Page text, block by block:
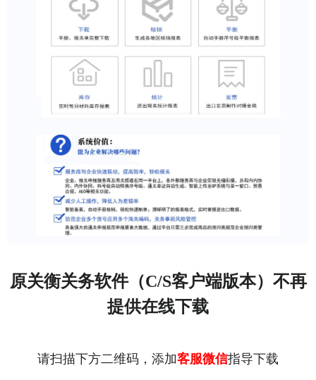
原关衡关务软件（C/S客户端版本）不再
提供在线下载
请扫描下方二维码，添加客服微信指导下载